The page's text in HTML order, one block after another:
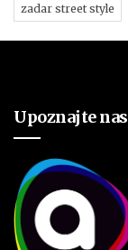
zadar street style
Upoznajte nas